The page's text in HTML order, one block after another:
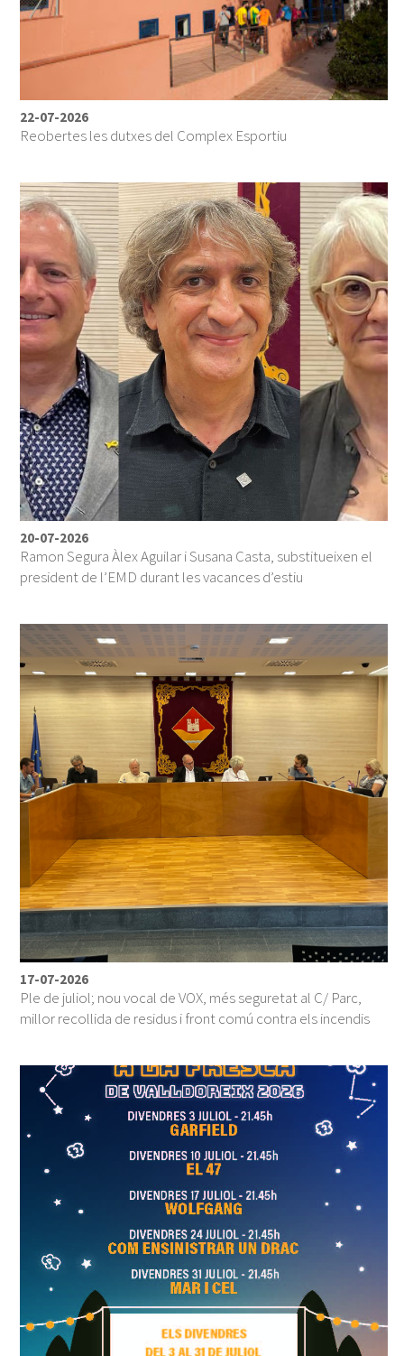
22-07-2026
Reobertes les dutxes del Complex Esportiu
20-07-2026
Ramon Segura Àlex Aguilar i Susana Casta, substitueixen el
president de l’EMD durant les vacances d’estiu
17-07-2026
Ple de juliol; nou vocal de VOX, més seguretat al C/ Parc,
millor recollida de residus i front comú contra els incendis